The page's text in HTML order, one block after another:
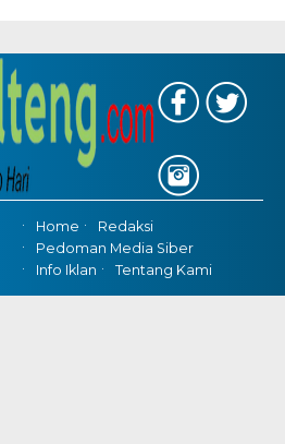
Home
Redaksi
Pedoman Media Siber
Info Iklan
Tentang Kami